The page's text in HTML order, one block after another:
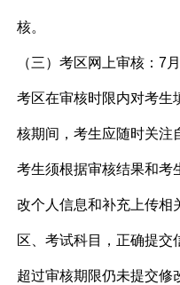
核。
（三）考区网上审核：7
考区在审核时限内对考生
核期间，考生应随时关注
考生须根据审核结果和考
改个人信息和补充上传相
区、考试科目，正确提交
超过审核期限仍未提交修